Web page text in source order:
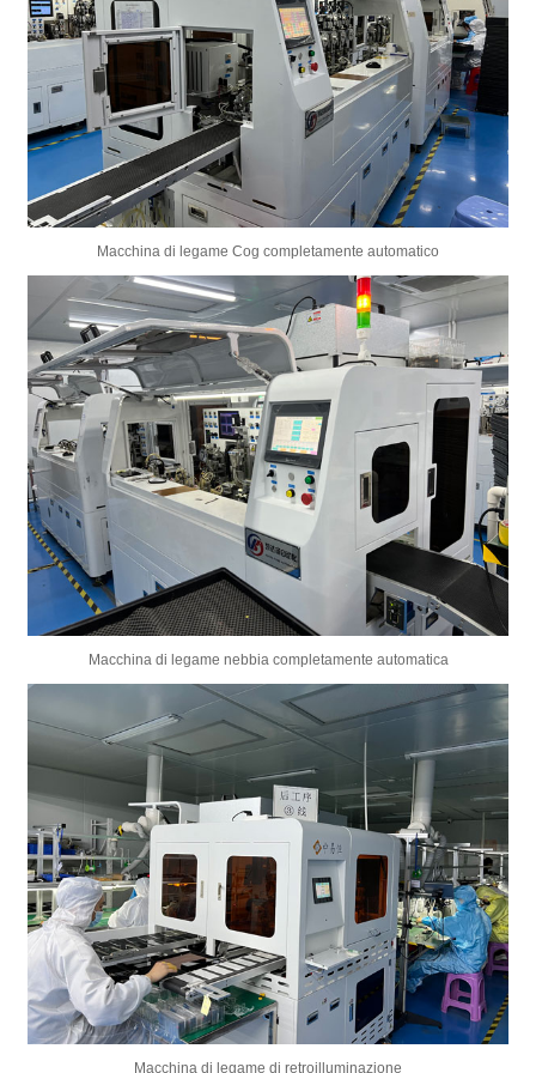
Macchina di legame Cog completamente automatico
Macchina di legame nebbia completamente automatica
Macchina di legame di retroilluminazione